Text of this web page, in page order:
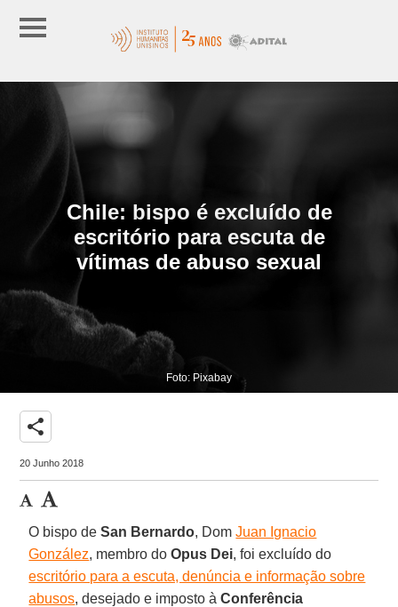
Chile: bispo é excluído de
escritório para escuta de
vítimas de abuso sexual
Foto: Pixabay
share
20 Junho 2018
O bispo deSan Bernardo, Dom Juan Ignacio
González, membro doOpus Dei, foi excluído do
escritório para a escuta, denúncia e informação sobre
abusos, desejado e imposto àConferência